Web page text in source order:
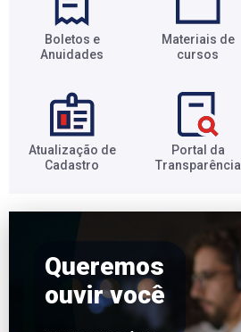
Boletos e
Anuidades​
Materiais de
cursos​
Atualização de
Cadastro​
Portal da
Transparência​
Queremos
ouvir você